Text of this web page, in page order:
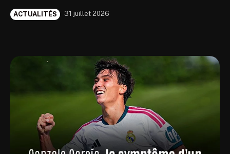
ACTUALITÉS 31 juillet 2026